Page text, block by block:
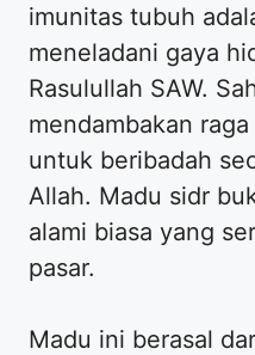
imunitas tubuh
meneladani gaya
Rasulullah SAW.
mendambakan
untuk beribadah
Allah. Madu sidr
alami biasa yang
pasar.
Madu ini berasal